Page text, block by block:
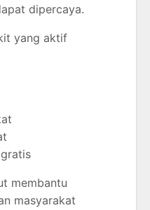
dipercaya.
yang aktif
membantu
masyarakat